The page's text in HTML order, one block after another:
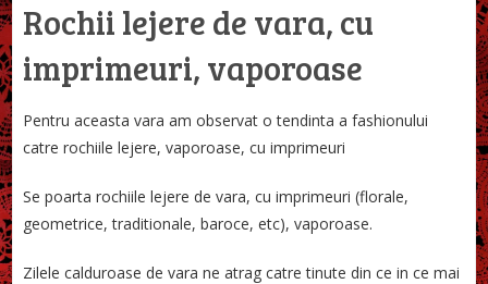
Rochii lejere de vara, cu
imprimeuri, vaporoase
Pentru aceasta vara am observat o tendinta a fashionului
catre rochiile lejere, vaporoase, cu imprimeuri
Se poarta rochiile lejere de vara, cu imprimeuri (florale,
geometrice, traditionale, baroce, etc), vaporoase.
Zilele calduroase de vara ne atrag catre tinute din ce in ce mai